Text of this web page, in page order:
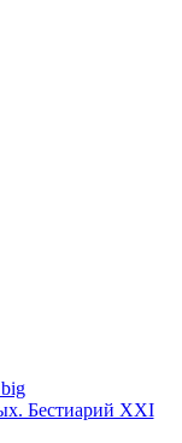
Бестиарий XXI